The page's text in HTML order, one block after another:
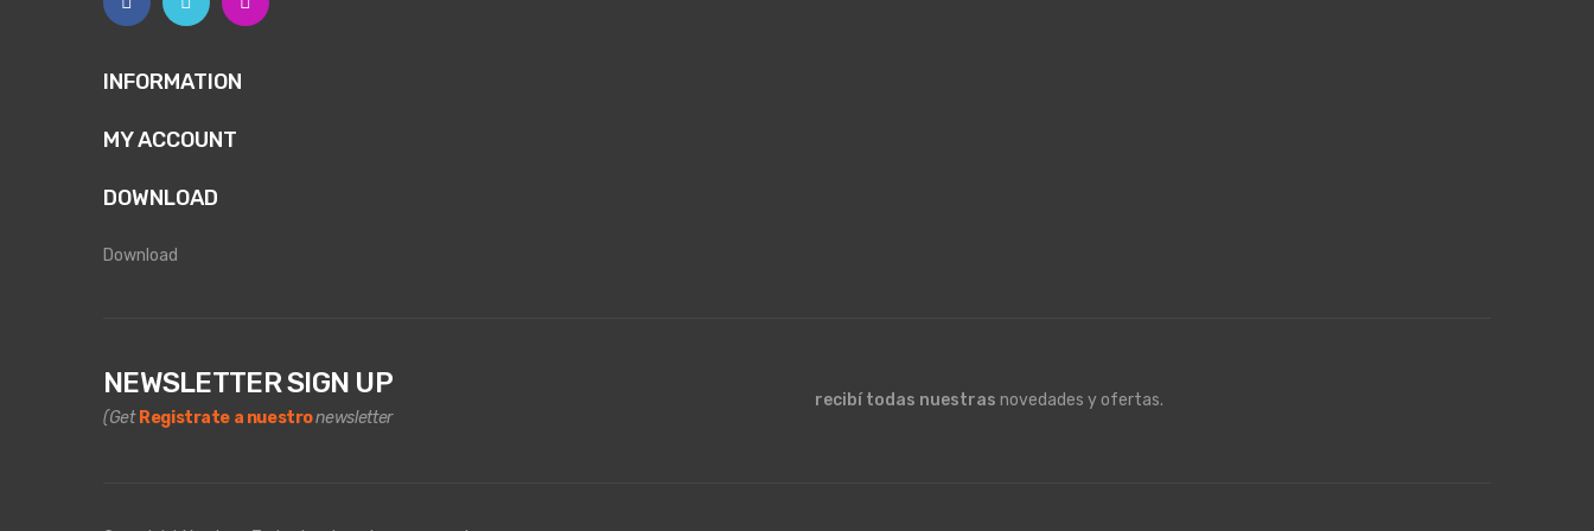
INFORMATION
MY ACCOUNT
DOWNLOAD
Download
NEWSLETTER SIGN UP
(Get Registrate a nuestronewsletter
recibí todas nuestras novedades y ofertas.